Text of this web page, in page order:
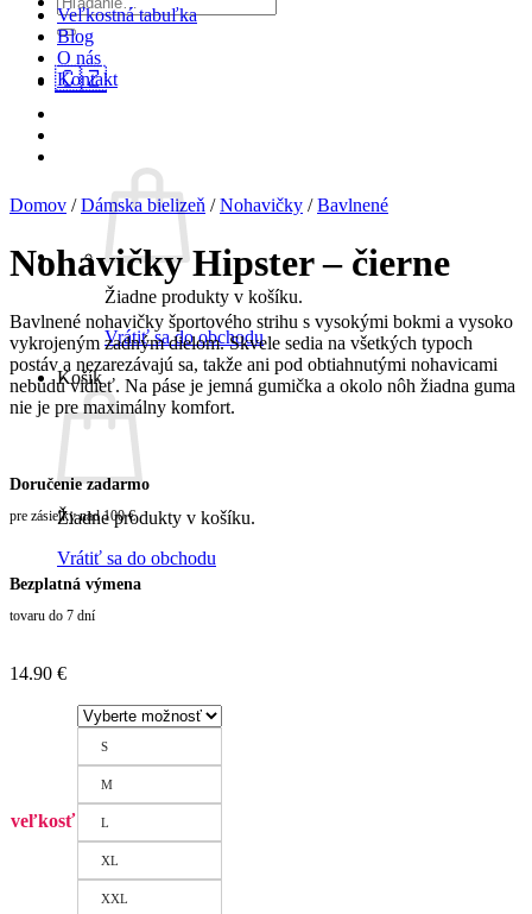
🇨🇿
Žiadne produkty v košíku.
Vrátiť sa do obchodu
Košík
Žiadne produkty v košíku.
Vrátiť sa do obchodu
Veľkostná tabuľka
Blog
O nás
Kontakt
Domov / Dámska bielizeň / Nohavičky / Bavlnené
Nohavičky Hipster – čierne
Bavlnené nohavičky športového strihu s vysokými bokmi a vysoko
vykrojeným zadným dielom. Skvele sedia na všetkých typoch
postáv a nezarezávajú sa, takže ani pod obtiahnutými nohavicami
nebudú vidieť. Na páse je jemná gumička a okolo nôh žiadna guma
nie je pre maximálny komfort.
Doručenie zadarmo
pre zásielky nad 100 €
Bezplatná výmena
tovaru do 7 dní
14.90 €
veľkosť
S
M
L
XL
XXL